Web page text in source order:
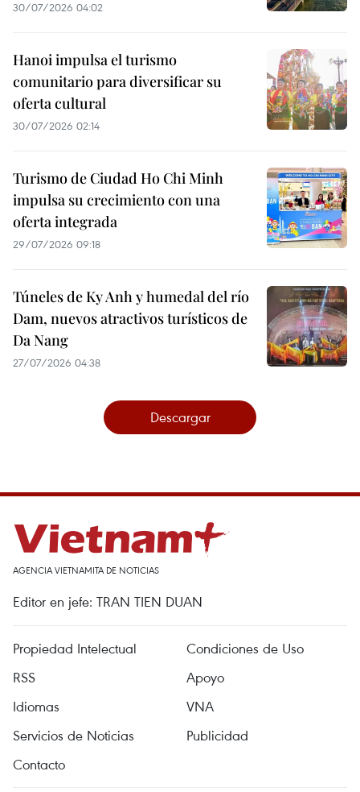
30/07/2026 04:02
Hanoi impulsa el turismo
comunitario para diversificar su
oferta cultural
30/07/2026 02:14
Turismo de Ciudad Ho Chi Minh
impulsa su crecimiento con una
oferta integrada
29/07/2026 09:18
Túneles de Ky Anh y humedal del río
Dam, nuevos atractivos turísticos de
Da Nang
27/07/2026 04:38
Descargar
AGENCIA VIETNAMITA DE NOTICIAS
Editor en jefe: TRAN TIEN DUAN
Propiedad Intelectual
Condiciones de Uso
RSS
Apoyo
Idiomas
VNA
Servicios de Noticias
Publicidad
Contacto